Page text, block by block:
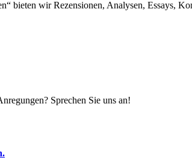
bieten wir Rezensionen, Analysen, Essays,
Sprechen Sie uns an!